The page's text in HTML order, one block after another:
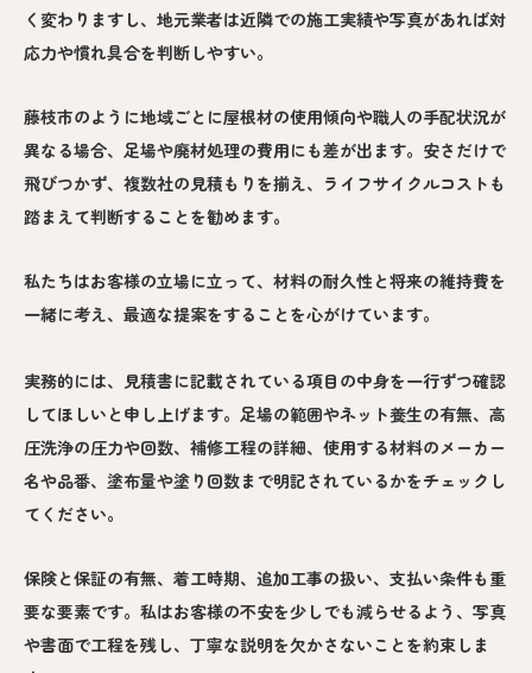
く変わりますし、地元業者は近隣での施工実績や写真があれば対
応力や慣れ具合を判断しやすい。
藤枝市のように地域ごとに屋根材の使用傾向や職人の手配状況が
異なる場合、足場や廃材処理の費用にも差が出ます。安さだけで
飛びつかず、複数社の見積もりを揃え、ライフサイクルコストも
踏まえて判断することを勧めます。
私たちはお客様の立場に立って、材料の耐久性と将来の維持費を
一緒に考え、最適な提案をすることを心がけています。
実務的には、見積書に記載されている項目の中身を一行ずつ確認
してほしいと申し上げます。足場の範囲やネット養生の有無、高
圧洗浄の圧力や回数、補修工程の詳細、使用する材料のメーカー
名や品番、塗布量や塗り回数まで明記されているかをチェックし
てください。
保険と保証の有無、着工時期、追加工事の扱い、支払い条件も重
要な要素です。私はお客様の不安を少しでも減らせるよう、写真
や書面で工程を残し、丁寧な説明を欠かさないことを約束しま